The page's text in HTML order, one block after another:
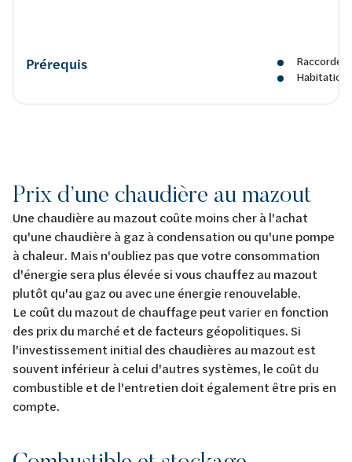
Prérequis
Habitation
Prix d’une chaudière au mazout
Une chaudière au mazout coûte moins cher à l'achat
qu'une chaudière à gaz à condensation ou qu'une pompe
à chaleur. Mais n'oubliez pas que votre consommation
d'énergie sera plus élevée si vous chauffez au mazout
plutôt qu'au gaz ou avec une énergie renouvelable.
Le coût du mazout de chauffage peut varier en fonction
des prix du marché et de facteurs géopolitiques. Si
l'investissement initial des chaudières au mazout est
souvent inférieur à celui d'autres systèmes, le coût du
combustible et de l'entretien doit également être pris en
compte.